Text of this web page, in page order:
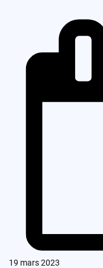
19 mars 2023